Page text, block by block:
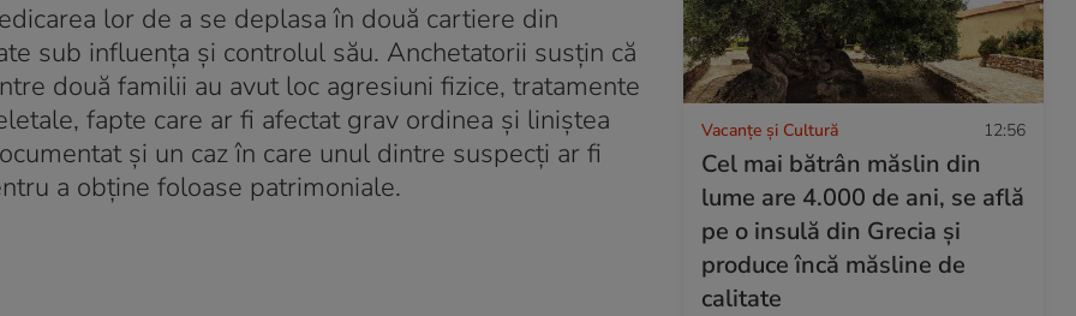
lor de a se deplasa în două cartiere din
sub influența și controlul său. Anchetatorii susțin că
două familii au avut loc agresiuni fizice, tratamente
fapte care ar fi afectat grav ordinea și liniștea
și un caz în care unul dintre suspecți ar fi
a obține foloase patrimoniale.
Vacanțe și Cultură 12:56
Cel mai bătrân măslin din
lume are 4.000 de ani, se află
pe o insulă din Grecia și
produce încă măsline de
calitate